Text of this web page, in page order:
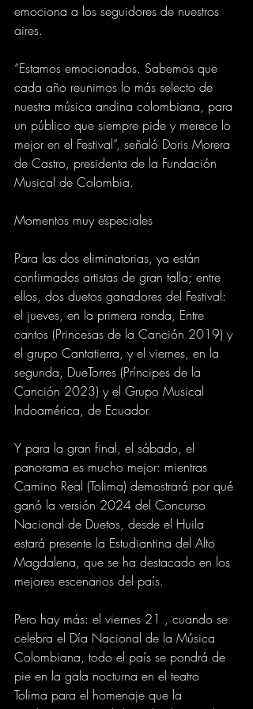
emociona a los seguidores de nuestros
aires.
“Estamos emocionados. Sabemos que
cada año reunimos lo más selecto de
nuestra música andina colombiana, para
un público que siempre pide y merece lo
mejor en el Festival”, señaló Doris Morera
de Castro, presidenta de la Fundación
Musical de Colombia.
Momentos muy especiales
Para las dos eliminatorias, ya están
confirmados artistas de gran talla; entre
ellos, dos duetos ganadores del Festival:
el jueves, en la primera ronda, Entre
cantos (Princesas de la Canción 2019) y
el grupo Cantatierra, y el viernes, en la
segunda, DueTorres (Príncipes de la
Canción 2023) y el Grupo Musical
Indoamérica, de Ecuador.
Y para la gran final, el sábado, el
panorama es mucho mejor: mientras
Camino Real (Tolima) demostrará por qué
ganó la versión 2024 del Concurso
Nacional de Duetos, desde el Huila
estará presente la Estudiantina del Alto
Magdalena, que se ha destacado en los
mejores escenarios del país.
Pero hay más: el viernes 21 , cuando se
celebra el Día Nacional de la Música
Colombiana, todo el país se pondrá de
pie en la gala nocturna en el teatro
Tolima para el homenaje que la